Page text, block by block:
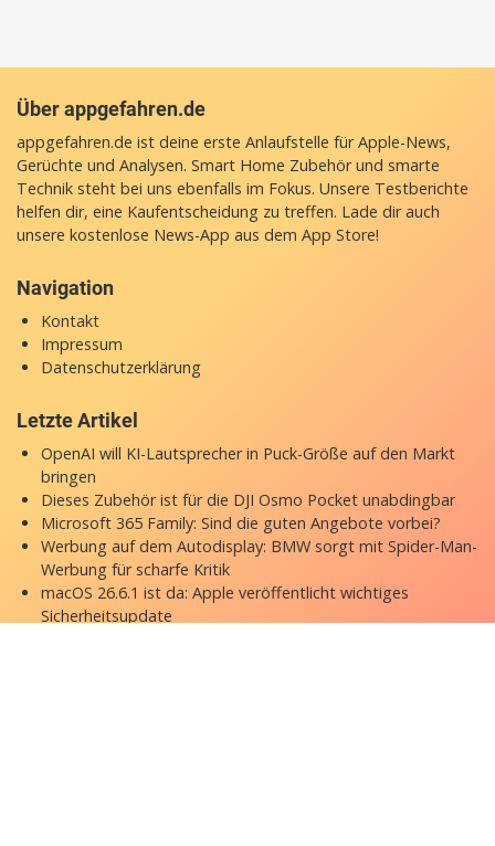
Über appgefahren.de
appgefahren.de ist deine erste Anlaufstelle für Apple-News,
Gerüchte und Analysen. Smart Home Zubehör und smarte
Technik steht bei uns ebenfalls im Fokus. Unsere Testberichte
helfen dir, eine Kaufentscheidung zu treffen. Lade dir auch
unsere kostenlose News-App aus dem App Store!
Navigation
Kontakt
Impressum
Datenschutzerklärung
Letzte Artikel
OpenAI will KI-Lautsprecher in Puck-Größe auf den Markt
bringen
Dieses Zubehör ist für die DJI Osmo Pocket unabdingbar
Microsoft 365 Family: Sind die guten Angebote vorbei?
Werbung auf dem Autodisplay: BMW sorgt mit Spider-Man-
Werbung für scharfe Kritik
macOS 26.6.1 ist da: Apple veröffentlicht wichtiges
Sicherheitsupdate